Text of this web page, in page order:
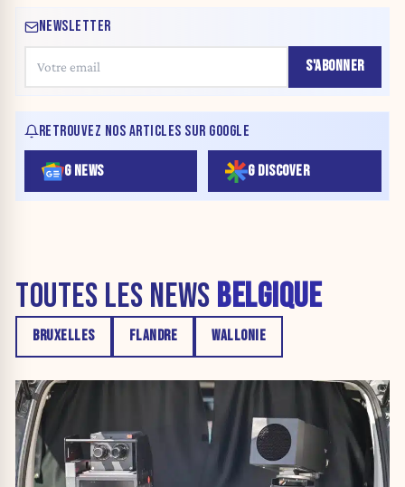
NEWSLETTER
S'ABONNER
RETROUVEZ NOS ARTICLES SUR GOOGLE
G NEWS G DISCOVER
TOUTES LES NEWS BELGIQUE
BRUXELLES FLANDRE WALLONIE